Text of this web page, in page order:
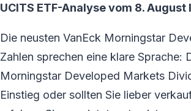
UCITS ETF-Analyse vom 8.
Die neusten VanEck Morningstar
Zahlen sprechen eine klare
Morningstar Developed Markets
Einstieg oder sollten Sie lieber